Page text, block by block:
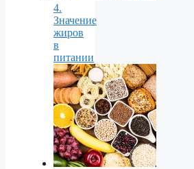
4.
Значение
жиров
в
питании